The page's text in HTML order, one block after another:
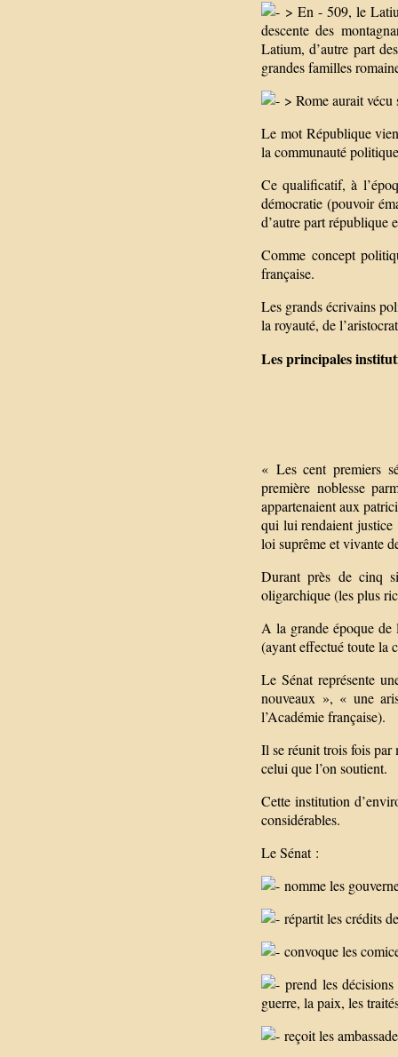
> En - 509, le
descente des
Latium, d’autre part
grandes familles
> Rome aurait
Le mot République
la communauté
Ce qualificatif, à
démocratie (pouvoir
d’autre part république
Comme concept
française.
Les grands écrivains
la royauté, de
Les principales
« Les cent premiers
première noblesse
appartenaient aux
qui lui rendaient justice
loi suprême et vivante
Durant près de cinq
oligarchique (les plus
A la grande époque de
(ayant effectué toute la
Le Sénat représente
nouveaux », « une
l’Académie française).
Il se réunit trois fois par
celui que l’on soutient.
Cette institution
considérables.
Le Sénat :
nomme les
répartit les crédits
convoque les
prend les
guerre, la paix, les
reçoit les